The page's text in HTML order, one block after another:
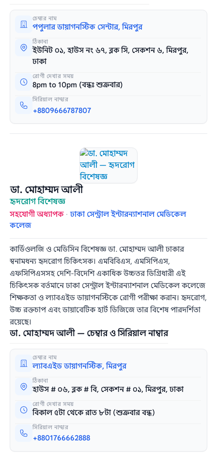
চেম্বার নাম
পপুলার ডায়াগনস্টিক সেন্টার, মিরপুর
ঠিকানা
ইউনিট ০১, হাউস নং ৬৭, ব্লক সি, সেকশন ৬, মিরপুর,
ঢাকা
রোগী দেখার সময়
8pm to 10pm (বন্ধঃ শুক্রবার)
সিরিয়াল নাম্বার
+8809666787807
ডা. মোহাম্মদ আলী
হৃদরোগ বিশেষজ্ঞ
সহযোগী অধ্যাপক ·ঢাকা সেন্ট্রাল ইন্টারন্যাশনাল মেডিকেল
কলেজ
কার্ডিওলজি ও মেডিসিন বিশেষজ্ঞ ডা. মোহাম্মদ আলী ঢাকার
স্বনামধন্য হৃদরোগ চিকিৎসক। এমবিবিএস, এমসিপিএস,
এফসিপিএসসহ দেশি-বিদেশি একাধিক উচ্চতর ডিগ্রিধারী এই
চিকিৎসক বর্তমানে ঢাকা সেন্ট্রাল ইন্টারন্যাশনাল মেডিকেল কলেজে
শিক্ষকতা ও ল্যাবএইড ডায়াগনস্টিকে রোগী পরীক্ষা করান। হৃদরোগ,
উচ্চ রক্তচাপ এবং ডায়াবেটিক হার্ট ডিজিজে তার বিশেষ পারদর্শিতা
রয়েছে।
ডা. মোহাম্মদ আলী — চেম্বার ও সিরিয়াল নাম্বার
চেম্বার নাম
ল্যাবএইড ডায়াগনস্টিক, মিরপুর
ঠিকানা
হাউস # ০৬, ব্লক # বি, সেকশন # ০১, মিরপুর, ঢাকা
রোগী দেখার সময়
বিকাল ৫টা থেকে রাত ৮টা (শুক্রবার বন্ধ)
সিরিয়াল নাম্বার
+8801766662888